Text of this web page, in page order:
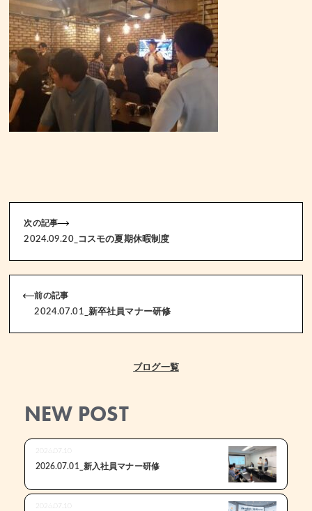
次の記事
2024.09.20_コスモの夏期休暇制度
前の記事
2024.07.01_新卒社員マナー研修
ブログ一覧
NEW POST
2026.07.10
2026.07.01_新入社員マナー研修
2026.07.10